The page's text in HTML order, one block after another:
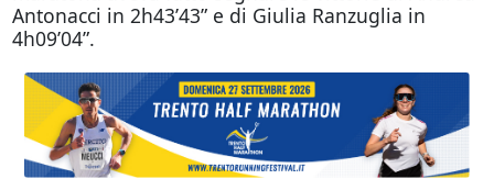
Antonacci in 2h43’43” e di Giulia Ranzuglia in
4h09’04”.